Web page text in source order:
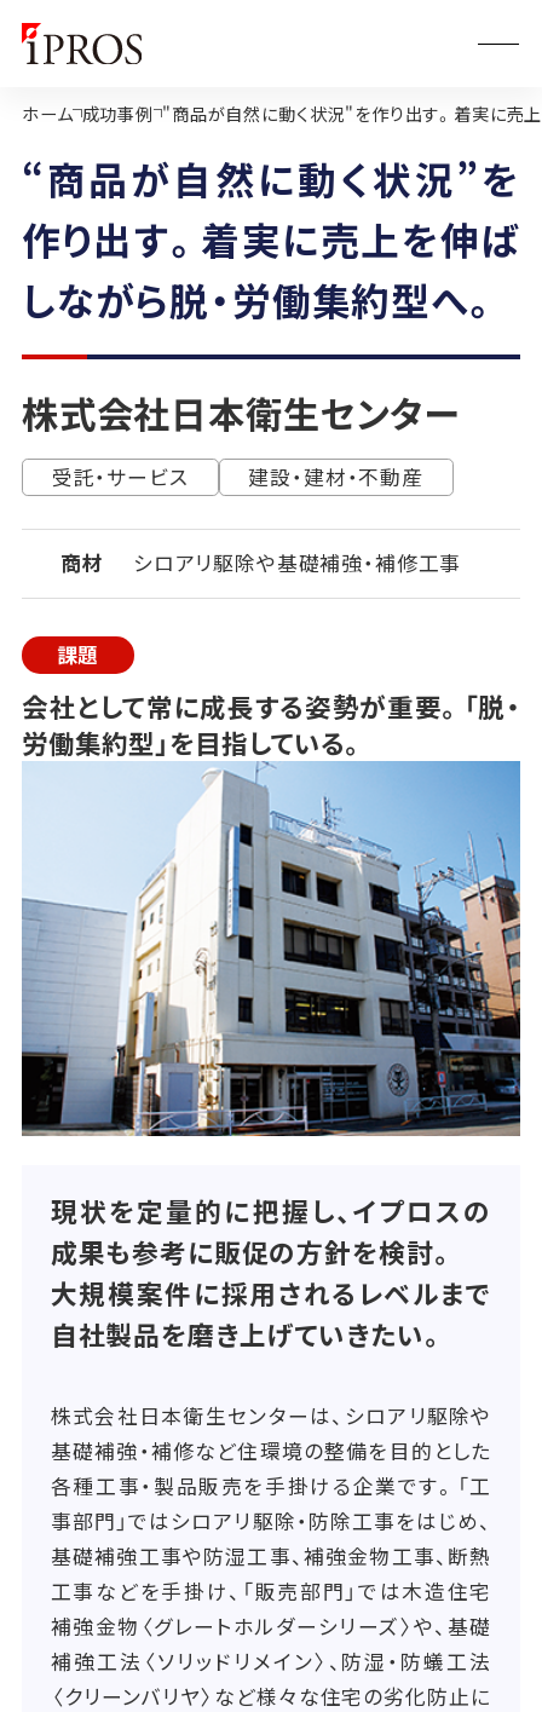
ホーム 成功事例 "商品が自然に動く状況"を作り出す。着実に売
“商品が自然に動く状況”を
作り出す。着実に売上を伸ば
しながら脱・労働集約型へ。
株式会社日本衛生センター
受託・サービス 建設・建材・不動産
商材 シロアリ駆除や基礎補強・補修工事
課題
会社として常に成長する姿勢が重要。「脱・
労働集約型」を目指している。
現状を定量的に把握し、イプロスの
成果も参考に販促の方針を検討。
大規模案件に採用されるレベルまで
自社製品を磨き上げていきたい。
株式会社日本衛生センターは、シロアリ駆除や
基礎補強・補修など住環境の整備を目的とした
各種工事・製品販売を手掛ける企業です。「工
事部門」ではシロアリ駆除・防除工事をはじめ、
基礎補強工事や防湿工事、補強金物工事、断熱
工事などを手掛け、「販売部門」では木造住宅
補強金物〈グレートホルダーシリーズ〉や、基礎
補強工法〈ソリッドリメイン〉、防湿・防蟻工法
〈クリーンバリヤ〉など様々な住宅の劣化防止に